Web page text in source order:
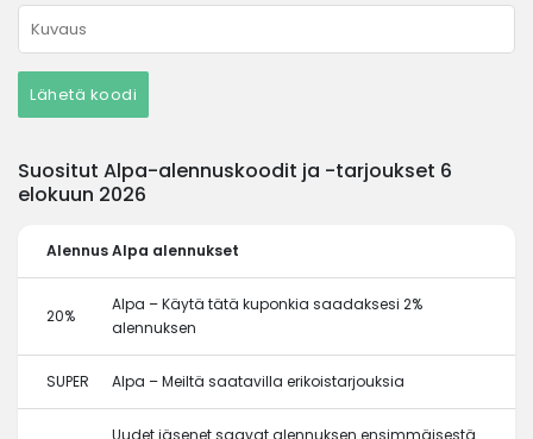
Lähetä koodi
Suositut Alpa-alennuskoodit ja -tarjoukset 6
elokuun 2026
AlennusAlpa alennukset
20%
Alpa – Käytä tätä kuponkia saadaksesi 2%
alennuksen
SUPER Alpa – Meiltä saatavilla erikoistarjouksia
Uudet jäsenet saavat alennuksen ensimmäisestä